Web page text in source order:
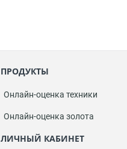
ПРОДУКТЫ
Онлайн-оценка техники
Онлайн-оценка золота
ЛИЧНЫЙ КАБИНЕТ